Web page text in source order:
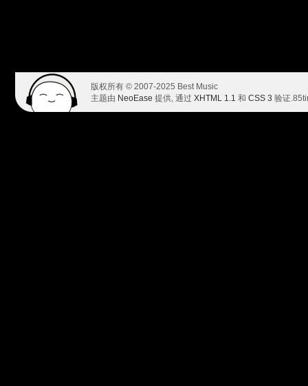
版权所有 © 2007-2025 Best Music
主题由 NeoEase 提供, 通过 XHTML 1.1 和 CSS 3 验证.